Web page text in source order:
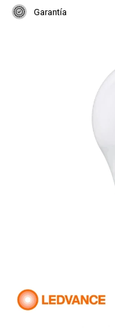
Garantía